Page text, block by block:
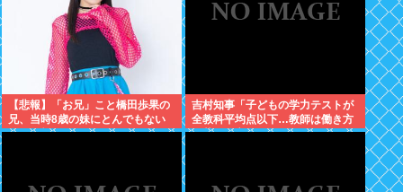
【悲報】「お兄」こと橋田歩果の
兄、当時8歳の妹にとんでもない
ことを頼む
吉村知事「子どもの学力テストが
全教科平均点以下…教師は働き方
改革とか言ってないでどうにかし